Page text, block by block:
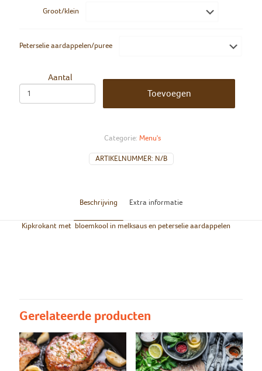
Groot/klein
Peterselie aardappelen/puree
Aantal
Toevoegen
ARTIKELNUMMER: N/B
Categorie: Menu's
Beschrijving Extra informatie
Kipkrokant met bloemkool in melksaus en peterselie aardappelen
Gerelateerde producten